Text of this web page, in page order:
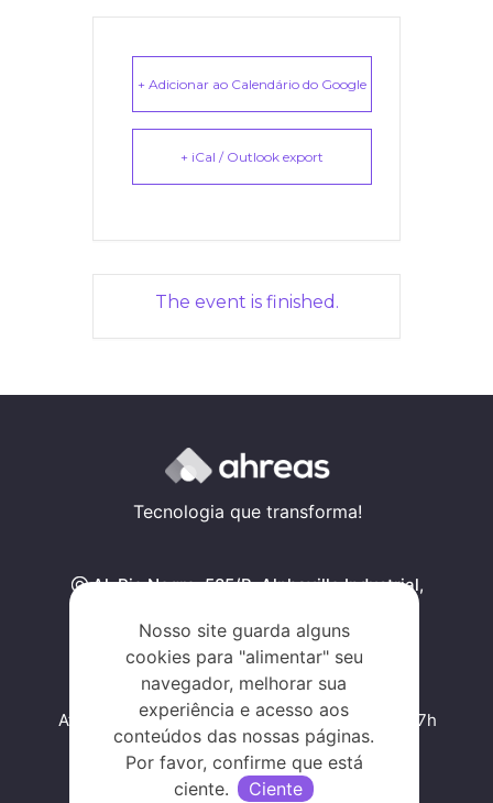
Nosso site guarda alguns
cookies para "alimentar" seu
navegador, melhorar sua
experiência e acesso aos
conteúdos das nossas páginas.
Por favor, confirme que está
ciente.
Ciente
+ Adicionar ao Calendário do Google
+ iCal / Outlook export
The event is finished.
Tecnologia que transforma!
Al. Rio Negro, 585/B, Alphaville Industrial,
Traçar rota
Atendimento de segunda a sexta, das 09h às 17h